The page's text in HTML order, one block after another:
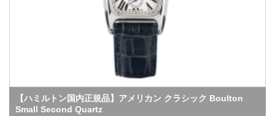
【ハミルトン国内正規品】アメリカン クラシック Boulton
Small Second Quartz